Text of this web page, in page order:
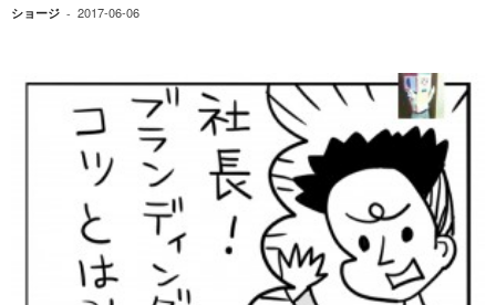
ショージ - 2017-06-06